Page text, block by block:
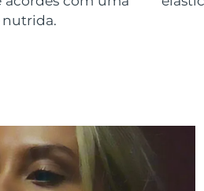
Entrega prevista8/10/26
Entrega prevista 8/10/26